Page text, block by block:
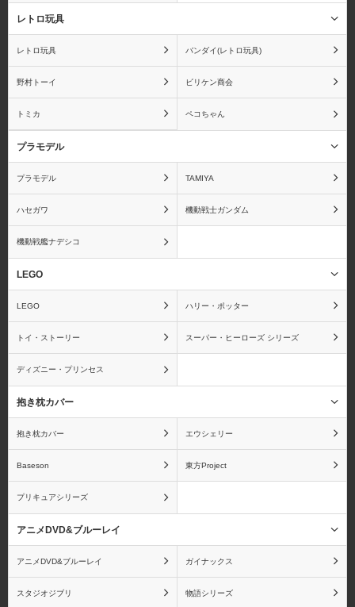
レトロ玩具
レトロ玩具 バンダイ(レトロ玩具)
野村トーイ ビリケン商会
トミカ ペコちゃん
プラモデル
プラモデル TAMIYA
ハセガワ 機動戦士ガンダム
機動戦艦ナデシコ
LEGO
LEGO ハリー・ポッター
トイ・ストーリー スーパー・ヒーローズ シリーズ
ディズニー・プリンセス
抱き枕カバー
抱き枕カバー エウシェリー
Baseson 東方Project
プリキュアシリーズ
アニメDVD&ブルーレイ
アニメDVD&ブルーレイ ガイナックス
スタジオジブリ 物語シリーズ